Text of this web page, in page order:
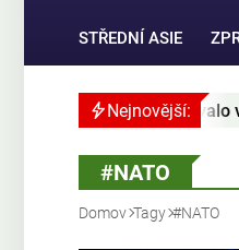
STŘEDNÍ ASIE
Nejnovější:
pauze jmenovalo
#NATO
Domov Tagy #NATO